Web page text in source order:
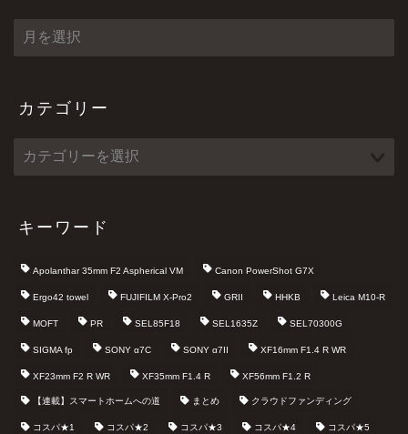
ア
ー
ブ
カテゴリー
キーワード
Apolanthar 35mm F2 Aspherical VM Canon PowerShot G7X
Ergo42 towel FUJIFILM X-Pro2 GRII HHKB Leica M10-R
MOFT PR SEL85F18 SEL1635Z SEL70300G
SIGMA fp SONY α7C SONY α7II XF16mm F1.4 R WR
XF23mm F2 R WR XF35mm F1.4 R XF56mm F1.2 R
【連載】スマートホームへの道 まとめ クラウドファンディング
コスパ★1 コスパ★2 コスパ★3 コスパ★4 コスパ★5